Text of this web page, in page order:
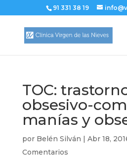
91 331 38 19
TOC:
obsesivo-
manías y
por Belén Silván | Abr 18,
Comentarios